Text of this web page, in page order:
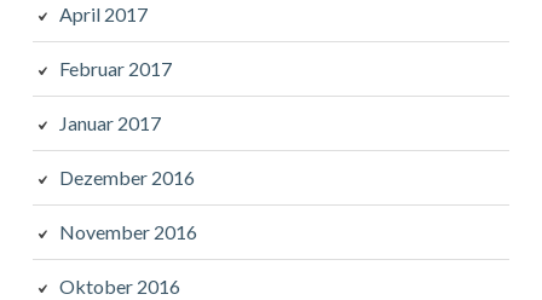
April 2017
Februar 2017
Januar 2017
Dezember 2016
November 2016
Oktober 2016